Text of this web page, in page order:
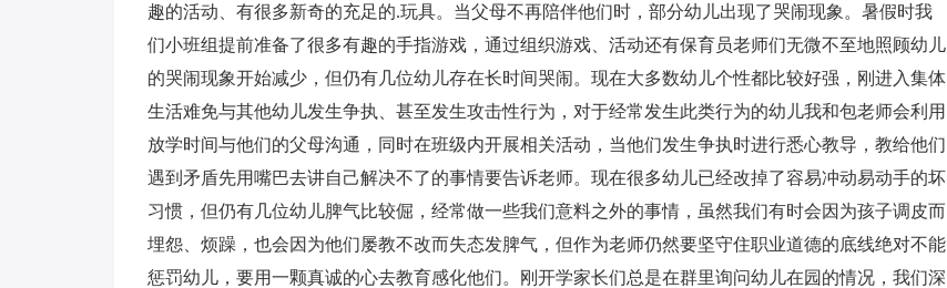
趣的活动、有很多新奇的充足的.玩具。当父母不再陪伴他们时，部分幼儿出现了哭闹现象。暑假时我
们小班组提前准备了很多有趣的手指游戏，通过组织游戏、活动还有保育员老师们无微不至地照顾幼儿
的哭闹现象开始减少，但仍有几位幼儿存在长时间哭闹。现在大多数幼儿个性都比较好强，刚进入集体
生活难免与其他幼儿发生争执、甚至发生攻击性行为，对于经常发生此类行为的幼儿我和包老师会利用
放学时间与他们的父母沟通，同时在班级内开展相关活动，当他们发生争执时进行悉心教导，教给他们
遇到矛盾先用嘴巴去讲自己解决不了的事情要告诉老师。现在很多幼儿已经改掉了容易冲动易动手的坏
习惯，但仍有几位幼儿脾气比较倔，经常做一些我们意料之外的事情，虽然我们有时会因为孩子调皮而
埋怨、烦躁，也会因为他们屡教不改而失态发脾气，但作为老师仍然要坚守住职业道德的底线绝对不能
惩罚幼儿，要用一颗真诚的心去教育感化他们。刚开学家长们总是在群里询问幼儿在园的情况，我们深